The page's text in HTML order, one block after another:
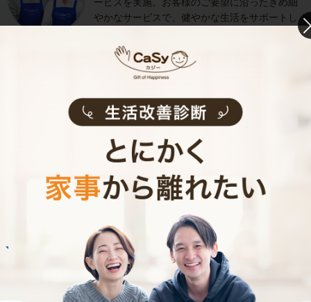
やかなサービスで、健やかな生活をサポートし
お掃除代行のサービス内容
お掃除代行のサービス料金
ご利用者インタビュー
Customer Interview
30代 共働き 子育て中
普段できない時間を過ごすことができ、休日が
とても充実しました。